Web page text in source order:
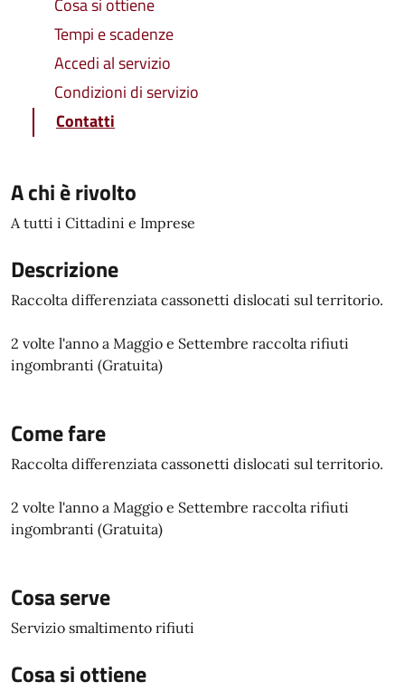
Cosa si ottiene
Tempi e scadenze
Accedi al servizio
Condizioni di servizio
Contatti
A chi è rivolto
A tutti i Cittadini e Imprese
Descrizione
Raccolta differenziata cassonetti dislocati sul territorio.
2 volte l'anno a Maggio e Settembre raccolta rifiuti
ingombranti (Gratuita)
Come fare
Raccolta differenziata cassonetti dislocati sul territorio.
2 volte l'anno a Maggio e Settembre raccolta rifiuti
ingombranti (Gratuita)
Cosa serve
Servizio smaltimento rifiuti
Cosa si ottiene